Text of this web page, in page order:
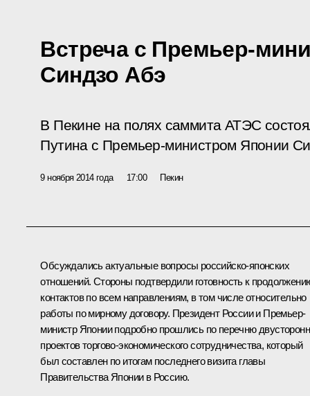
Встреча с Премьер-
Синдзо Абэ
В Пекине на полях саммита АТЭС
Путина с Премьер-министром Японии
9 ноября 2014 года 17:00 Пекин
Обсуждались актуальные вопросы российско-японских
отношений. Стороны подтвердили готовность к
контактов по всем направлениям, в том числе относительно
работы по мирному договору. Президент России и Премьер-
министр Японии подробно прошлись по перечню
проектов торгово-экономического сотрудничества, который
был составлен по итогам последнего визита главы
Правительства Японии в Россию.